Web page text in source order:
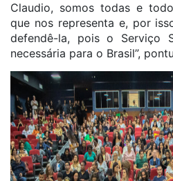
Claudio, somos todas e
que nos representa e, por
defendê-la, pois o Serviço
necessária para o Brasil”,